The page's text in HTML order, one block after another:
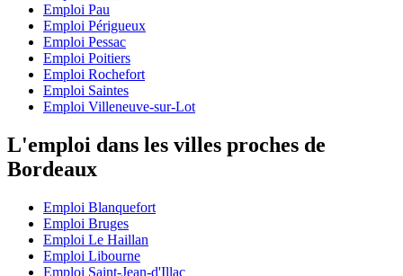
Emploi Pau
Emploi Périgueux
Emploi Pessac
Emploi Poitiers
Emploi Rochefort
Emploi Saintes
Emploi Villeneuve-sur-Lot
L'emploi dans les villes proches de
Bordeaux
Emploi Blanquefort
Emploi Bruges
Emploi Le Haillan
Emploi Libourne
Emploi Saint-Jean-d'Illac